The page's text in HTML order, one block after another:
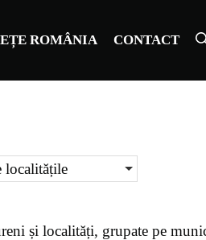
ROMÂNIA CONTACT
localitățile
și localități, grupate pe